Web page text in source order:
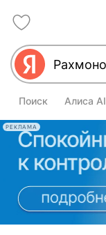
Поиск Алиса AI
РЕКЛАМА